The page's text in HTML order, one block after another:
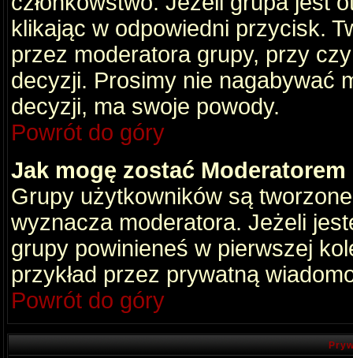
klikając w odpowiedni przycisk.
przez moderatora grupy, przy
decyzji. Prosimy nie nagabywać
decyzji, ma swoje powody.
Powrót do góry
Jak mogę zostać
Grupy użytkowników są
wyznacza moderatora. Jeżeli
grupy powinieneś w pierwszej
przykład przez prywatną
Powrót do góry